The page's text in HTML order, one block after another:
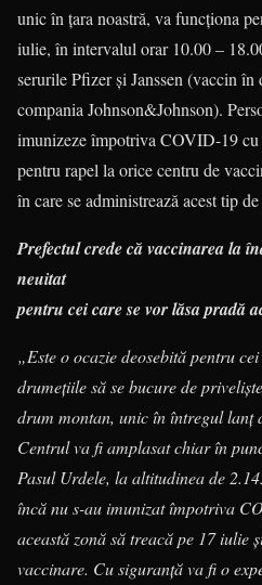
unic în țara noastră, va funcționa
iulie, în intervalul orar 10.00 –
serurile Pfizer și Janssen (vaccin în
compania Johnson&Johnson).
imunizeze împotriva COVID-19 cu
pentru rapel la orice centru de
în care se administrează acest tip
Prefectul crede că vaccinarea la
neuitat
pentru cei care se vor lăsa
„Este o ocazie deosebită pentru
drumețiile să se bucure de
drum montan, unic în întregul
Centrul va fi amplasat chiar în
Pasul Urdele, la altitudinea de
încă nu s-au imunizat împotriva
această zonă să treacă pe 17 iulie
vaccinare. Cu siguranță va fi o